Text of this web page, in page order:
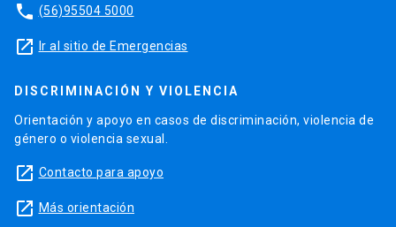
phone (56)95504 5000
launch Ir al sitio de Emergencias
DISCRIMINACIÓN Y VIOLENCIA
Orientación y apoyo en casos de discriminación, violencia de
género o violencia sexual.
launch Contacto para apoyo
launch Más orientación